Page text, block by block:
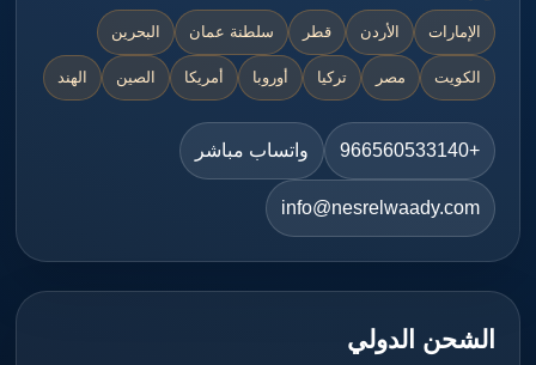
الإمارات الأردن قطر سلطنة عمان البحرين
الكويت مصر تركيا أوروبا أمريكا الصين الهند
+966560533140 واتساب مباشر
info@nesrelwaady.com
الشحن الدولي